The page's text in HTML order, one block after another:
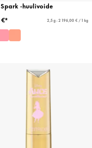
-huulivoide
2,5 g - 2 196,00 € / 1 kg